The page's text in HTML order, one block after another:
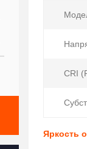
CRI
Яркость